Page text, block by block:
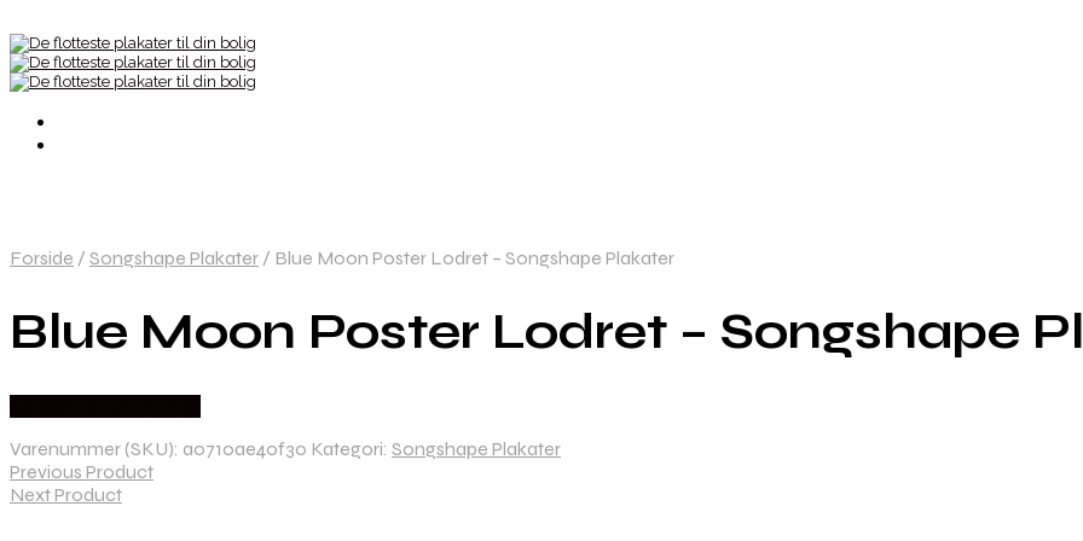
Forside / Songshape Plakater / Blue Moon Poster Lodret – Songshape Plakater
Blue Moon Poster Lodret – Songshape
Varenummer (SKU): a0710ae40f30 Kategori: Songshape Plakater
Previous Product
Next Product